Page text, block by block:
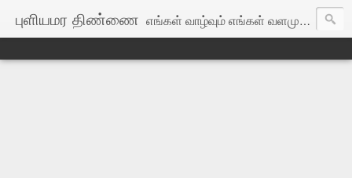
புளியமர திண்ணை எங்கள் வாழ்வும் எங்கள் வளமும் மங்காத தமிழென்று சங்கே முழங்கு! எங்கள் பகைவர் எங்கோ மறைந்தார்: இங்குள்ள தமிழர்கள் ஒன்றாதல் கண்டே!